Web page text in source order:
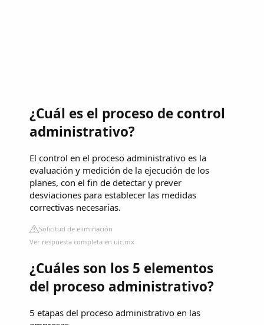
¿Cuál es el proceso de control
administrativo?
El control en el proceso administrativo es la
evaluación y medición de la ejecución de los
planes, con el fin de detectar y prever
desviaciones para establecer las medidas
correctivas necesarias.
Solicitud de eliminación
Ver respuesta completa en uic.mx
¿Cuáles son los 5 elementos
del proceso administrativo?
5 etapas del proceso administrativo en las